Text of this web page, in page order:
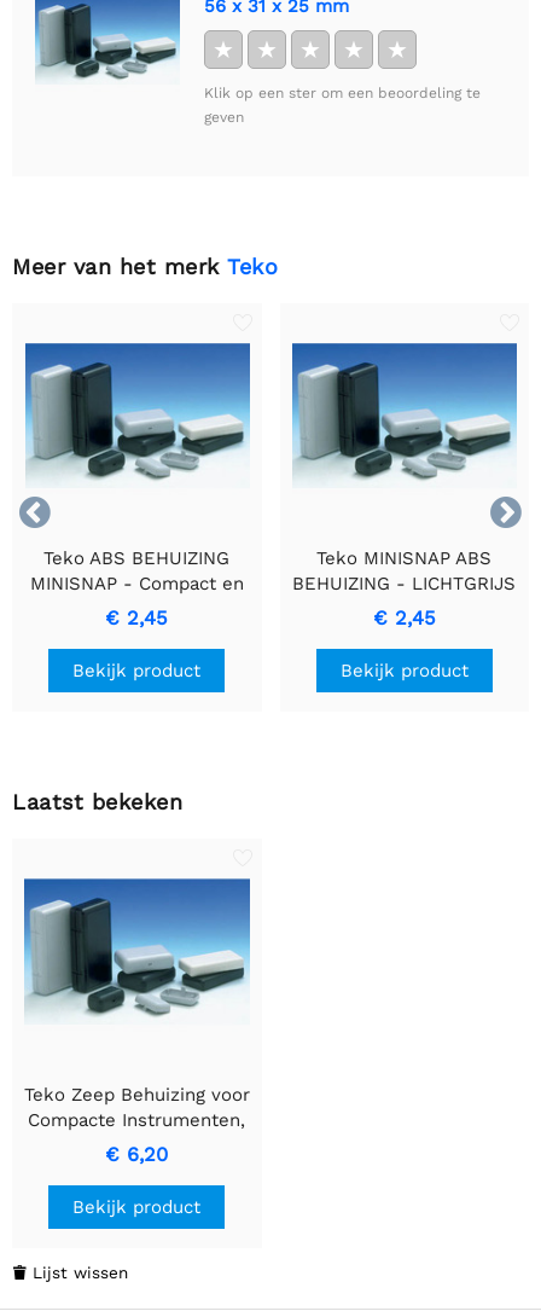
56 x 31 x 25 mm
★ ★ ★ ★ ★
Klik op een ster om een beoordeling te
geven
Meer van het merk Teko


Teko ABS BEHUIZING
MINISNAP - Compact en
Elegante Behuizing
€ 2,45
Bekijk product
Teko MINISNAP ABS
BEHUIZING - LICHTGRIJS
- 82 x 60 x 25 mm -
(10005-B.5)
€ 2,45
Bekijk product
Laatst bekeken
Teko Zeep Behuizing voor
Compacte Instrumenten,
ABS, 56 x 31 x 25 mm
€ 6,20
Bekijk product
 Lijst wissen